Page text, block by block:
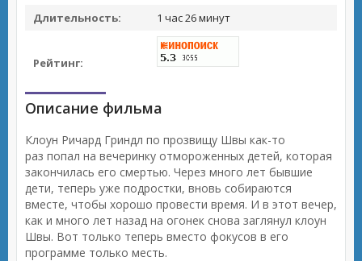
Длительность:
1 час 26 минут
Рейтинг:
Описание фильма
Клоун Ричард Гриндл по прозвищу Швы как-то
раз попал на вечеринку отмороженных детей, которая
закончилась его смертью. Через много лет бывшие
дети, теперь уже подростки, вновь собираются
вместе, чтобы хорошо провести время. И в этот вечер,
как и много лет назад на огонек снова заглянул клоун
Швы. Вот только теперь вместо фокусов в его
программе только месть.